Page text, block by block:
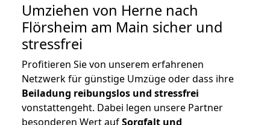
Umziehen von Herne nach
Flörsheim am Main sicher und
stressfrei
Profitieren Sie von unserem erfahrenen
Netzwerk für günstige Umzüge oder dass ihre
Beiladung reibungslos und stressfrei
vonstattengeht. Dabei legen unsere Partner
besonderen Wert aufSorgfalt und